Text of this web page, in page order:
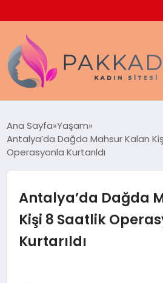
KADIN
SPOR & FITNESS
Ana Sayfa Yaşam
Antalya’da Dağda Mahsur Kalan
Operasyonla Kurtarıldı
Antalya’da Dağda
Kişi 8 Saatlik
Kurtarıldı